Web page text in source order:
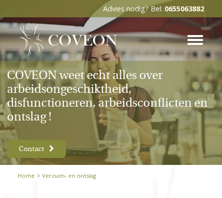
Advies nodig? Bel: 0655063882
COVEON weet echt alles over
arbeidsongeschiktheid,
disfunctioneren, arbeidsconflicten en
ontslag !
Contact
Home Verzuim- en ontslag